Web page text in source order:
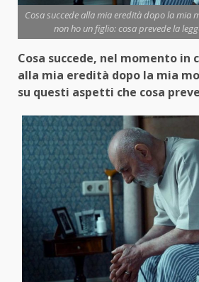
Cosa succede alla mia eredità dopo la mia
non ho un figlio: cosa prevede la
Cosa succede, nel momento in
alla mia eredità dopo la mia
su questi aspetti che cosa